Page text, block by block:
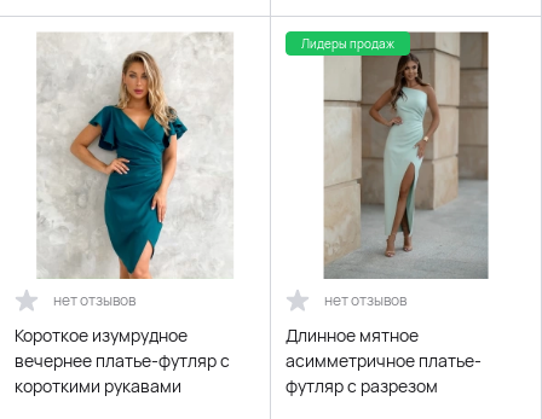
нет отзывов
Короткое изумрудное
вечернее платье-футляр с
короткими рукавами
Лидеры продаж
нет отзывов
Длинное мятное
асимметричное платье-
футляр с разрезом